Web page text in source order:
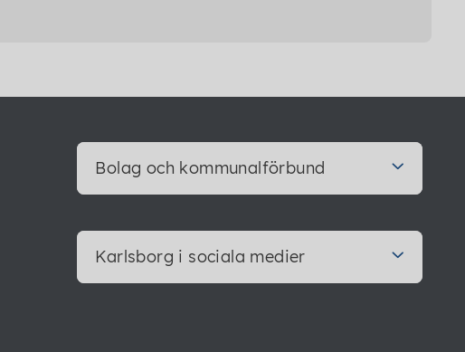
Bolag och kommunalförbund
Karlsborg i sociala medier